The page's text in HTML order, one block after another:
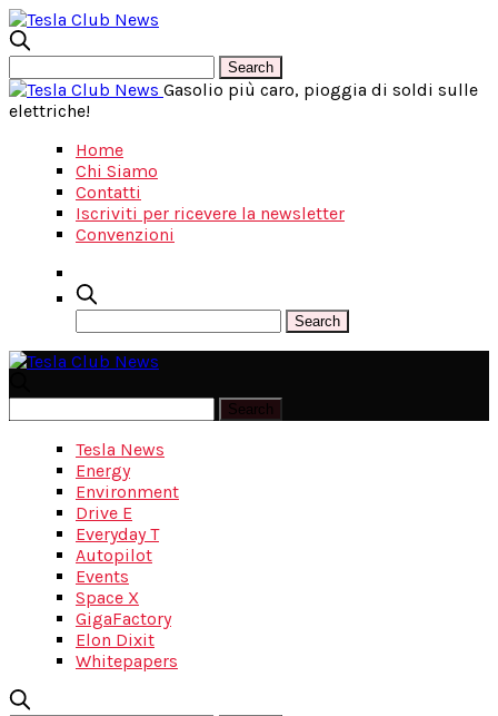
Gasolio più caro, pioggia di soldi sulle
elettriche!
Home
Chi Siamo
Contatti
Iscriviti per ricevere la newsletter
Convenzioni
Tesla News
Energy
Environment
Drive E
Everyday T
Autopilot
Events
Space X
GigaFactory
Elon Dixit
Whitepapers